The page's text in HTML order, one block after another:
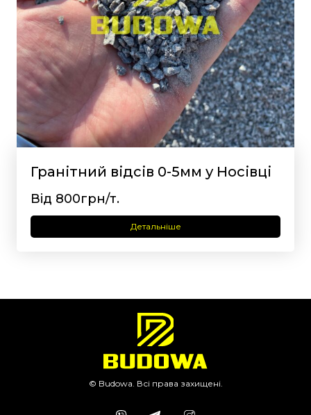
Гранітний відсів 0-5мм у Носівці
Від 800грн/т.
Детальніше
© Budowa. Всі права захищені.